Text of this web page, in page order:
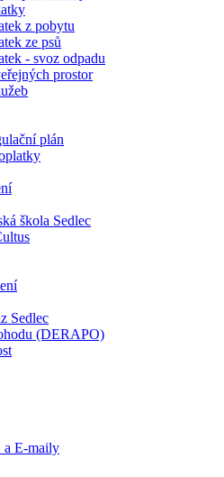
z pobytu
ze psů
- svoz odpadu
prostor
plán
škola Sedlec
Sedlec
(DERAPO)
a E-maily